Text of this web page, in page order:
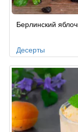
поБерлинский
Десерты